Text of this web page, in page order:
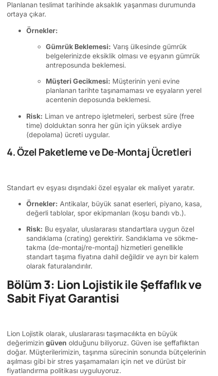
Planlanan teslimat tarihinde aksaklık yaşanması durumunda
ortaya çıkar.
Örnekler:
Gümrük Beklemesi: Varış ülkesinde gümrük
belgelerinizde eksiklik olması ve eşyanın gümrük
antreposunda beklemesi.
Müşteri Gecikmesi: Müşterinin yeni evine
planlanan tarihte taşınamaması ve eşyaların yerel
acentenin deposunda beklemesi.
Risk: Liman ve antrepo işletmeleri, serbest süre (free
time) dolduktan sonra her gün için yüksek ardiye
(depolama) ücreti uygular.
4. Özel Paketleme ve De-Montaj Ücretleri
Standart ev eşyası dışındaki özel eşyalar ek maliyet yaratır.
Örnekler: Antikalar, büyük sanat eserleri, piyano, kasa,
değerli tablolar, spor ekipmanları (koşu bandı vb.).
Risk: Bu eşyalar, uluslararası standartlara uygun özel
sandıklama (crating) gerektirir. Sandıklama ve sökme-
takma (de-montaj/re-montaj) hizmetleri genellikle
standart taşıma fiyatına dahil değildir ve ayrı bir kalem
olarak faturalandırılır.
Bölüm 3: Lion Lojistik ile Şeffaflık ve
Sabit Fiyat Garantisi
Lion Lojistik olarak, uluslararası taşımacılıkta en büyük
değerimizin güven olduğunu biliyoruz. Güven ise şeffaflıktan
doğar. Müşterilerimizin, taşınma sürecinin sonunda bütçelerinin
aşılması gibi bir stres yaşamamaları için net ve dürüst bir
fiyatlandırma politikası uyguluyoruz.